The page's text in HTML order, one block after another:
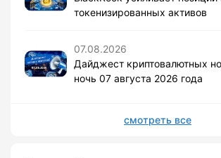
токенизированных активов
07.08.2026
Дайджест криптовалютных
ночь 07 августа 2026 года
смотреть все